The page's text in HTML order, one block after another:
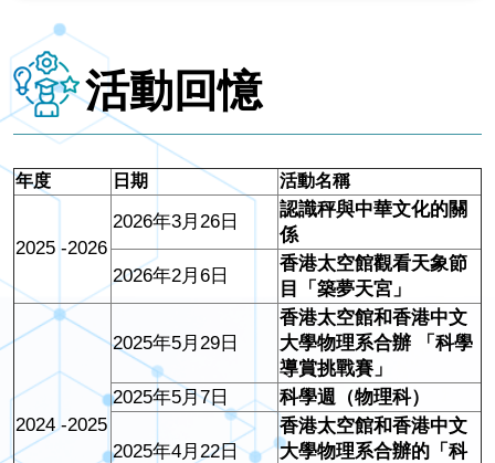
活動回憶
年度 日期 活動名稱
2025 -2026
2026年3月26日
認識秤與中華文化的關
係
2026年2月6日
香港太空館觀看天象節
目「築夢天宮」
2024 -2025
2025年5月29日
香港太空館和香港中文
大學物理系合辦 「科學
導賞挑戰賽」
2025年5月7日
科學週（物理科）
2025年4月22日
香港太空館和香港中文
大學物理系合辦的「科